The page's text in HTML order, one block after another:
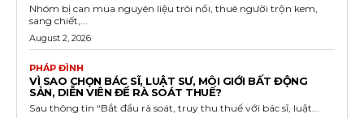
Nhóm bị can mua nguyên liệu trôi nổi, thuê người trộn kem,
sang chiết,...
August 2, 2026
PHÁP ĐÌNH
VÌ SAO CHỌN BÁC SĨ, LUẬT SƯ, MÔI GIỚI BẤT ĐỘNG
SẢN, DIỄN VIÊN ĐỂ RÀ SOÁT THUẾ?
Sau thông tin “Bắt đầu rà soát, truy thu thuế với bác sĩ, luật...